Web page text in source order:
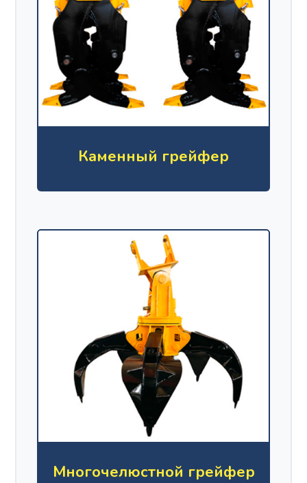
Каменный грейфер
Многочелюстной грейфер